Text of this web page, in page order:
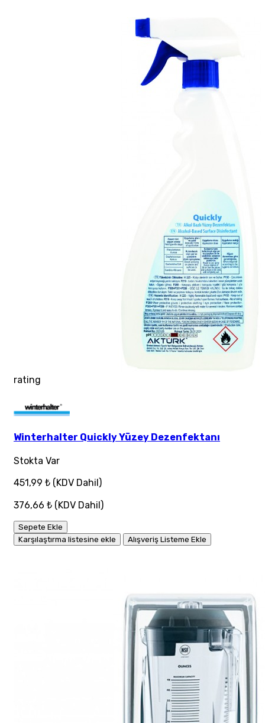
rating
Winterhalter Quickly Yüzey Dezenfektanı
Stokta Var
451,99 ₺ (KDV Dahil)
376,66 ₺ (KDV Dahil)
Sepete Ekle
Karşılaştırma listesine ekle
Alışveriş Listeme Ekle